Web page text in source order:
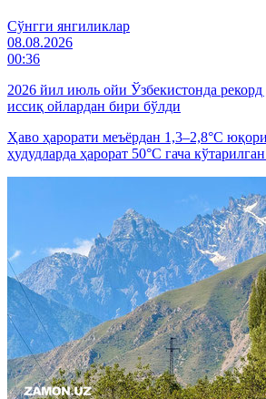
Cўнгги янгиликлар
08.08.2026
00:36
2026 йил июль ойи Ўзбекистонда рекорд
иссиқ ойлардан бири бўлди
Ҳаво ҳарорати меъёрдан 1,3–2,8°C
ҳудудларда ҳарорат 50°C гача